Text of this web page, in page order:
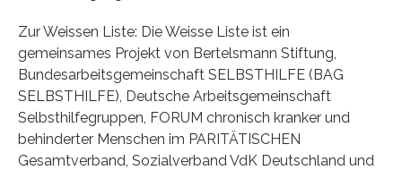
Zur Weissen Liste: Die Weisse Liste ist ein
gemeinsames Projekt von Bertelsmann Stiftung,
Bundesarbeitsgemeinschaft SELBSTHILFE (BAG
SELBSTHILFE), Deutsche Arbeitsgemeinschaft
Selbsthilfegruppen, FORUM chronisch kranker und
behinderter Menschen im PARITÄTISCHEN
Gesamtverband, Sozialverband VdK Deutschland und